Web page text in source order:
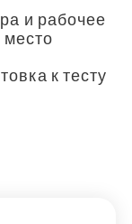
и рабочее
место
к тесту